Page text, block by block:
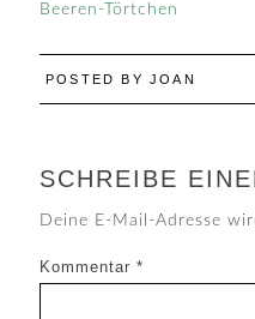
Beeren-Törtchen
POSTED BY JOAN
SCHREIBE
Deine E-Mail-Adresse
Kommentar *